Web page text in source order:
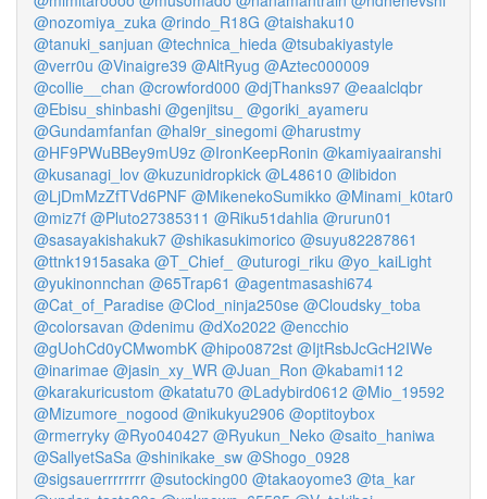
@nozomiya_zuka @rindo_R18G @taishaku10
@tanuki_sanjuan @technica_hieda @tsubakiyastyle
@verr0u @Vinaigre39 @AltRyug @Aztec000009
@collie__chan @crowford000 @djThanks97 @eaalclqbr
@Ebisu_shinbashi @genjitsu_
@goriki_ayameru
@Gundamfanfan @hal9r_sinegomi @harustmy
@HF9PWuBBey9mU9z @IronKeepRonin @kamiyaairanshi
@kusanagi_lov @kuzunidropkick @L48610 @libidon
@LjDmMzZfTVd6PNF @MikenekoSumikko @Minami_k0tar0
@miz7f @Pluto27385311 @Riku51dahlia @rurun01
@sasayakishakuk7 @shikasukimorico @suyu82287861
@ttnk1915asaka @T_Chief_ @uturogi_riku @yo_kaiLight
@yukinonnchan @65Trap61 @agentmasashi674
@Cat_of_Paradise @Clod_ninja250se @Cloudsky_toba
@colorsavan @denimu @dXo2022 @encchio
@gUohCd0yCMwombK @hipo0872st @IjtRsbJcGcH2IWe
@inarimae @jasin_xy_WR @Juan_Ron @kabami112
@karakuricustom @katatu70 @Ladybird0612 @Mio_19592
@Mizumore_nogood @nikukyu2906 @optitoybox
@rmerryky @Ryo040427 @Ryukun_Neko @saito_haniwa
@SallyetSaSa @shinikake_sw @Shogo_0928
@sigsauerrrrrrrr @sutocking00 @takaoyome3 @ta_kar